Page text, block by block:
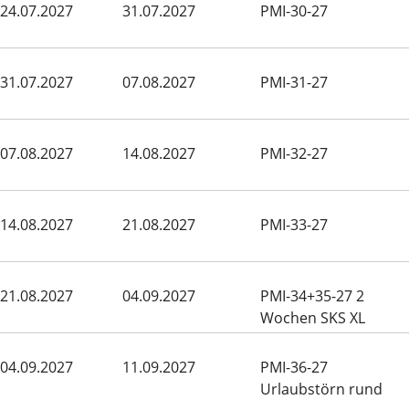
PMI-30-27
24.07.2027 31.07.2027
PMI-31-27
31.07.2027 07.08.2027
PMI-32-27
07.08.2027 14.08.2027
PMI-33-27
14.08.2027 21.08.2027
PMI-34+35-27 2
Wochen SKS XL
Mallorca Rund
21.08.2027 04.09.2027
PMI-36-27
Urlaubstörn rund
04.09.2027 11.09.2027